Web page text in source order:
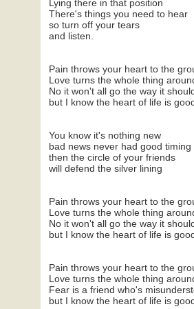
Lying there in that position
There's things you need to hear
so turn off your tears
and listen.
Pain throws your heart to the
Love turns the whole thing
No it won't all go the way it
but I know the heart of life is
You know it's nothing new
bad news never had good timing
then the circle of your friends
will defend the silver lining
Pain throws your heart to the
Love turns the whole thing
No it won't all go the way it
but I know the heart of life is
Pain throws your heart to the
Love turns the whole thing
Fear is a friend who's
but I know the heart of life is